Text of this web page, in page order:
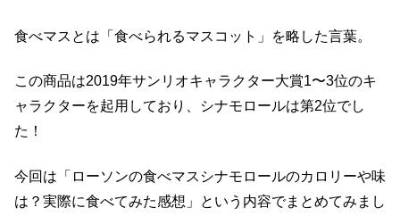
食べマスとは「食べられるマスコット」を略した言葉。
この商品は2019年サンリオキャラクター大賞1〜3位のキ
ャラクターを起用しており、シナモロールは第2位でし
た！
今回は「ローソンの食べマスシナモロールのカロリーや味
は？実際に食べてみた感想」という内容でまとめてみまし